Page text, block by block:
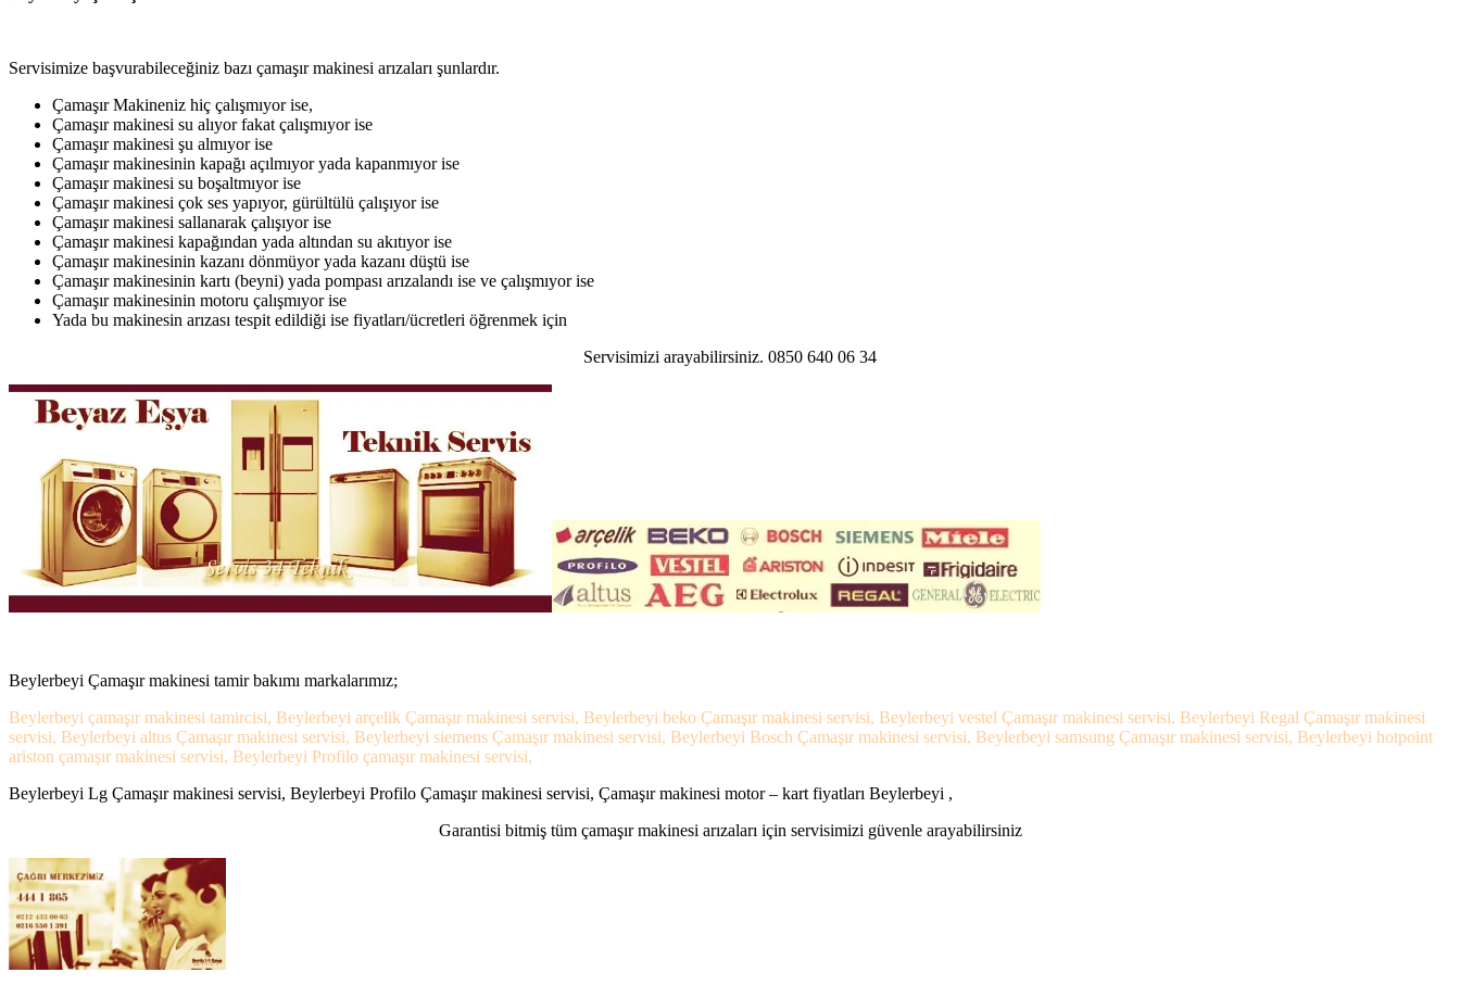
Servisimize başvurabileceğiniz bazı çamaşır makinesi arızaları şunlardır.
Çamaşır Makineniz hiç çalışmıyor ise,
Çamaşır makinesi su alıyor fakat çalışmıyor ise
Çamaşır makinesi şu almıyor ise
Çamaşır makinesinin kapağı açılmıyor yada kapanmıyor ise
Çamaşır makinesi su boşaltmıyor ise
Çamaşır makinesi çok ses yapıyor, gürültülü çalışıyor ise
Çamaşır makinesi sallanarak çalışıyor ise
Çamaşır makinesi kapağından yada altından su akıtıyor ise
Çamaşır makinesinin kazanı dönmüyor yada kazanı düştü ise
Çamaşır makinesinin kartı (beyni) yada pompası arızalandı ise ve çalışmıyor ise
Çamaşır makinesinin motoru çalışmıyor ise
Yada bu makinesin arızası tespit edildiği ise fiyatları/ücretleri öğrenmek için
Servisimizi arayabilirsiniz. 0850 640 06 34
Beylerbeyi Çamaşır makinesi tamir bakımı markalarımız;
Beylerbeyi çamaşır makinesi tamircisi, Beylerbeyi arçelik Çamaşır makinesi servisi, Beylerbeyi beko Çamaşır makinesi servisi, Beylerbeyi vestel Çamaşır makinesi servisi, Beylerbeyi Regal Çamaşır makinesi
servisi, Beylerbeyi altus Çamaşır makinesi servisi, Beylerbeyi siemens Çamaşır makinesi servisi, Beylerbeyi Bosch Çamaşır makinesi servisi, Beylerbeyi samsung Çamaşır makinesi servisi, Beylerbeyi hotpoint
ariston çamaşır makinesi servisi, Beylerbeyi Profilo çamaşır makinesi servisi,
Beylerbeyi Lg Çamaşır makinesi servisi, Beylerbeyi Profilo Çamaşır makinesi servisi, Çamaşır makinesi motor – kart fiyatları Beylerbeyi ,
Garantisi bitmiş tüm çamaşır makinesi arızaları için servisimizi güvenle arayabilirsiniz